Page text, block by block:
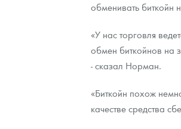
Золотая карманная
Наборы подарочных и
Монеты и жетоны из
обменивать биткойн
«У нас торговля
обмен биткойнов на
- сказал Норман.
«Биткойн похож
качестве средства